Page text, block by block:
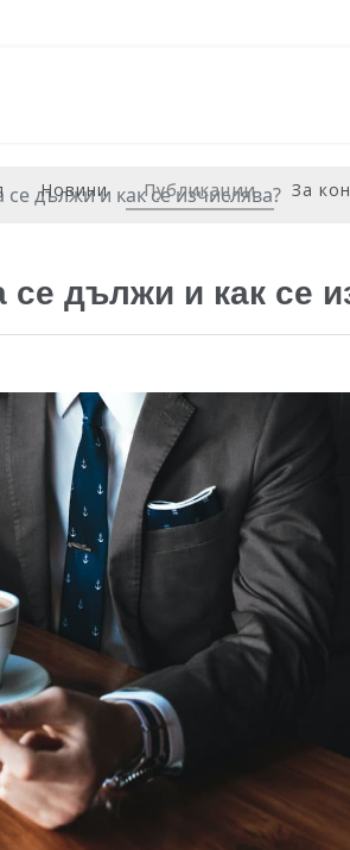
Новини Публикации За
дължи и как се изчислява?
дължи и как се